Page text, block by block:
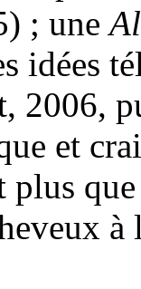
; une
idées
2006,
et
plus